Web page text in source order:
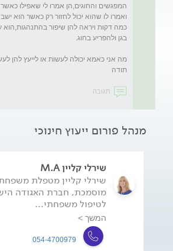
המפגשים והחוגים,הן אמרו לי שאפילו כאשר
ואמרו לו שהוא יכול לחזור רק כאשר הוא
כמה דקות ויראה להן שיפור בהתנהגות,הוא
תודה
תגובה
מנהל פורום ייעוץ חינוכי
שירלי קליין M.A
שירלי קליין מטפלת
מוסמכת, חברת האגודה
לטיפול משפחתי...
המשך >
054-4700979